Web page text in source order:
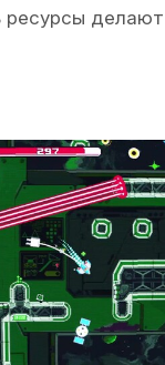
ресурсы делают